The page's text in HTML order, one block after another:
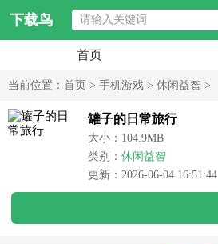
下载鸟
首页
当前位置： 首页 > 手机游戏 > 休闲益智 >
罐子的日常旅行
大小：104.9MB
类别： 休闲益智
更新：2026-06-04 16:51:44